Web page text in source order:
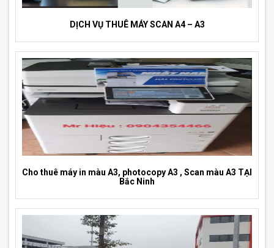
DỊCH VỤ THUÊ MÁY SCAN A4 – A3
Cho thuê máy in màu A3, photocopy A3 , Scan màu A3 TẠI
Bắc Ninh